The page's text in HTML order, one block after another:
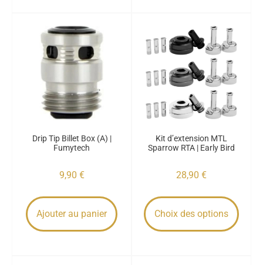
Drip Tip Billet Box (A) |
Fumytech
9,90 €
Ajouter au panier
Kit d’extension MTL
Sparrow RTA | Early Bird
28,90 €
Choix des options